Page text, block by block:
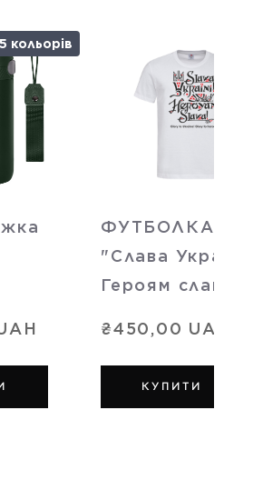
5 кольорів
ФУТБОЛКА
"Слава Україні!
Героям слава!"
₴450,00 UAH
КУПИТИ